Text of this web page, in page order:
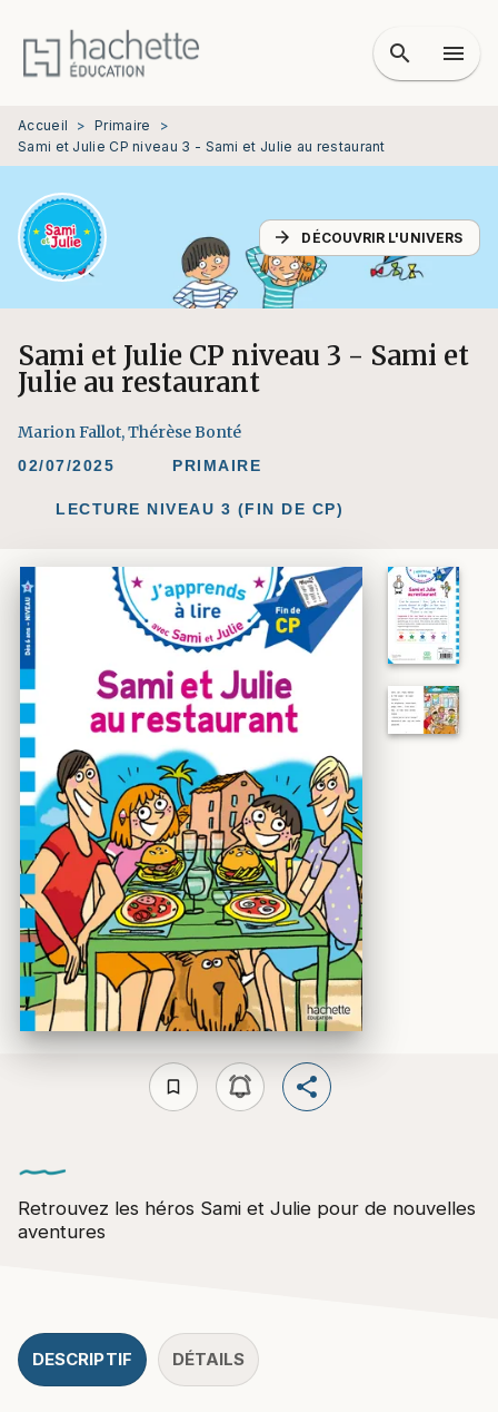
MENU RECHERCHE
PIED DE PAGE
search menu
Accueil > Primaire
>
Sami et Julie CP niveau 3 - Sami et Julie au restaurant
arrow_forward DÉCOUVRIR L'UNIVERS
Sami et Julie CP niveau 3 - Sami et
Julie au restaurant
Marion Fallot,Thérèse Bonté
02/07/2025 PRIMAIRE
LECTURE NIVEAU 3 (FIN DE CP)
bookmark_border
Retrouvez les héros Sami et Julie pour de nouvelles
aventures
DESCRIPTIF DÉTAILS